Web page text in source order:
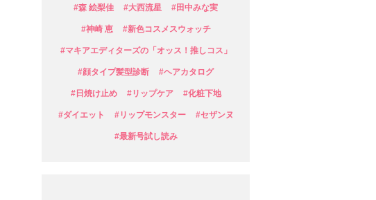
#森 絵梨佳 #大西流星 #田中みな実
#神崎 恵 #新色コスメスウォッチ
#マキアエディターズの「オッス！推しコス」
#顔タイプ髪型診断 #ヘアカタログ
#日焼け止め #リップケア #化粧下地
#ダイエット #リップモンスター #セザンヌ
#最新号試し読み